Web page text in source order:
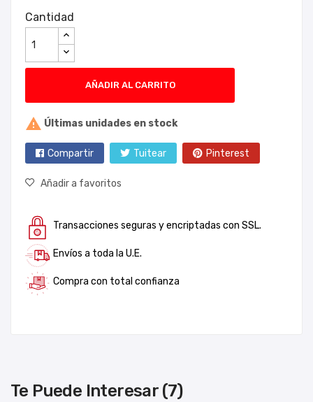
Cantidad
AÑADIR AL CARRITO
 Últimas unidades en stock
Compartir Tuitear Pinterest
Añadir a favoritos
Transacciones seguras y encriptadas con SSL.
Envíos a toda la U.E.
Compra con total confianza
Te Puede Interesar (7)